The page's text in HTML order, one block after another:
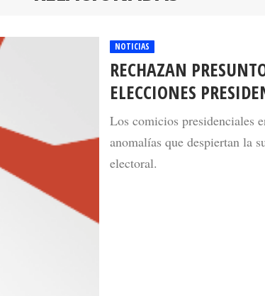
NOTICIAS
RECHAZAN
ELECCIONES
Los comicios presidenciales
anomalías que despiertan la
electoral.